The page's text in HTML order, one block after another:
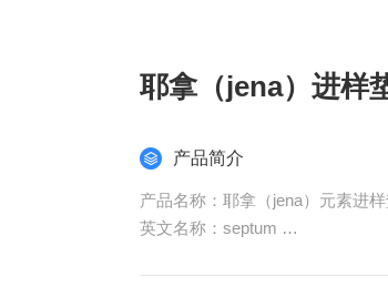
耶拿（jena）进样
产品简介
产品名称：耶拿（jena）元素进样
英文名称：septum